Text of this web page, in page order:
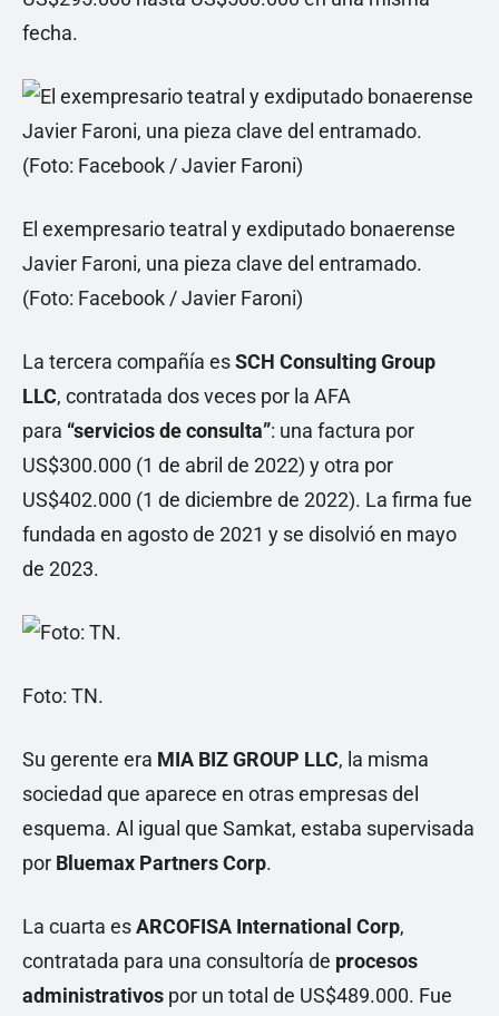
fecha.
El exempresario teatral y exdiputado bonaerense
Javier Faroni, una pieza clave del entramado.
(Foto: Facebook / Javier Faroni)
La tercera compañía esSCH Consulting Group
LLC, contratada dos veces por la AFA
para “servicios de consulta”: una factura por
US$300.000 (1 de abril de 2022) y otra por
US$402.000 (1 de diciembre de 2022). La firma fue
fundada en agosto de 2021 y se disolvió en mayo
de 2023.
Foto: TN.
Su gerente era MIA BIZ GROUP LLC, la misma
sociedad que aparece en otras empresas del
esquema. Al igual que Samkat, estaba supervisada
por Bluemax Partners Corp.
La cuarta esARCOFISA International Corp,
contratada para una consultoría de procesos
administrativos por un total de US$489.000. Fue